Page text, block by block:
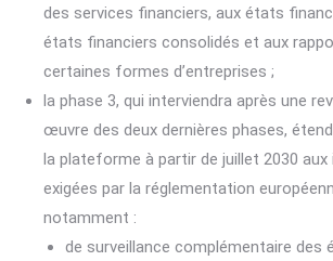
des services financiers, aux états
états financiers consolidés et aux
certaines formes d’entreprises ;
la phase 3, qui interviendra après une
œuvre des deux dernières phases,
la plateforme à partir de juillet 2030
exigées par la réglementation
notamment :
de surveillance complémentaire des